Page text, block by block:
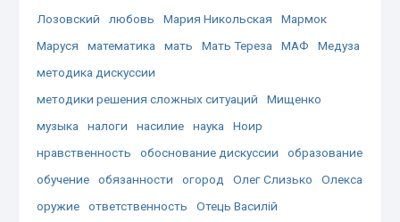
Лозовский
любовь Мария Никольская
Мармок
Маруся
математика мать Мать Тереза МАФ
Медуза
методика дискуссии
методики решения сложных ситуаций
Мищенко
музыка
налоги насилие наука
Ноир
нравственность
обоснование дискуссии
образование
обучение
обязанности огород Олег Слизько
Олекса
оружие
ответственность
Отець Василій